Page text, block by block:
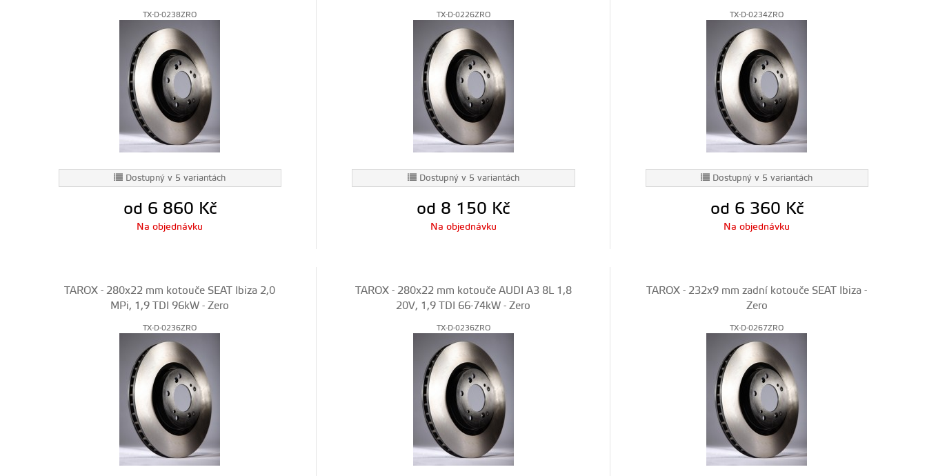
TX-D-0238ZRO
Dostupný v 5 variantách
od 6 860 Kč
Na objednávku
TX-D-0226ZRO
Dostupný v 5 variantách
od 8 150 Kč
Na objednávku
TX-D-0234ZRO
Dostupný v 5 variantách
od 6 360 Kč
Na objednávku
TAROX - 280x22 mm kotouče SEAT Ibiza 2,0
MPi, 1,9 TDI 96kW - Zero
TX-D-0236ZRO
TAROX - 280x22 mm kotouče AUDI A3 8L 1,8
20V, 1,9 TDI 66-74kW - Zero
TX-D-0236ZRO
TAROX - 232x9 mm zadní kotouče SEAT Ibiza -
Zero
TX-D-0267ZRO